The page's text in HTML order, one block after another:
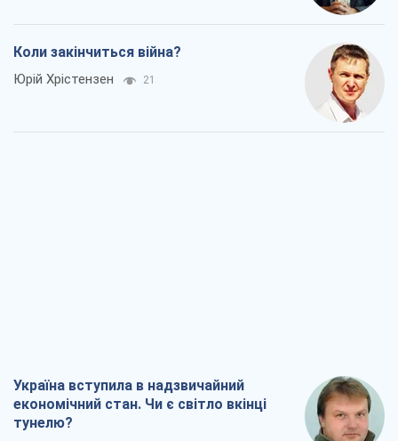
Коли закінчиться війна?
Юрій Хрістензен 21
Україна вступила в надзвичайний
економічний стан. Чи є світло вкінці
тунелю?